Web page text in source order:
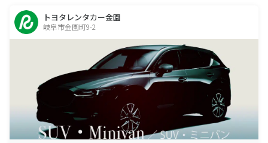
トヨタレンタカー金園
岐阜市金園町9-2